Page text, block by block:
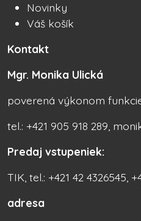
Novinky
Váš košík
Kontakt
Mgr. Monika Ulická
poverená výkonom
tel.: +421 905 918 289,
Predaj vstupeniek:
TIK, tel.: +421 42 4326545,
adresa